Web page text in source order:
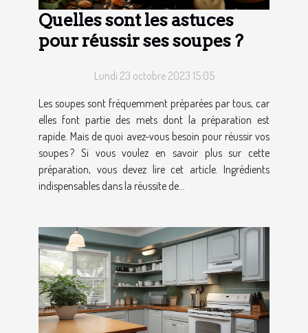
Quelles sont les astuces
pour réussir ses soupes ?
Lundi 23 octobre 2023 15:05
Les soupes sont fréquemment préparées par tous, car
elles font partie des mets dont la préparation est
rapide. Mais de quoi avez-vous besoin pour réussir vos
soupes ? Si vous voulez en savoir plus sur cette
préparation, vous devez lire cet article. Ingrédients
indispensables dans la réussite de...